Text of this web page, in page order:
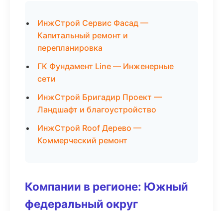
ИнжСтрой Сервис Фасад —
Капитальный ремонт и
перепланировка
ГК Фундамент Line — Инженерные
сети
ИнжСтрой Бригадир Проект —
Ландшафт и благоустройство
ИнжСтрой Roof Дерево —
Коммерческий ремонт
Компании в регионе: Южный
федеральный округ